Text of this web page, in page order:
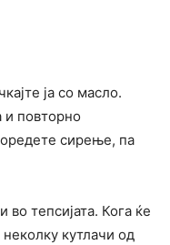
ја со масло.
и повторно
сирење, па
тепсијата. Кога ќе
кутлачи од